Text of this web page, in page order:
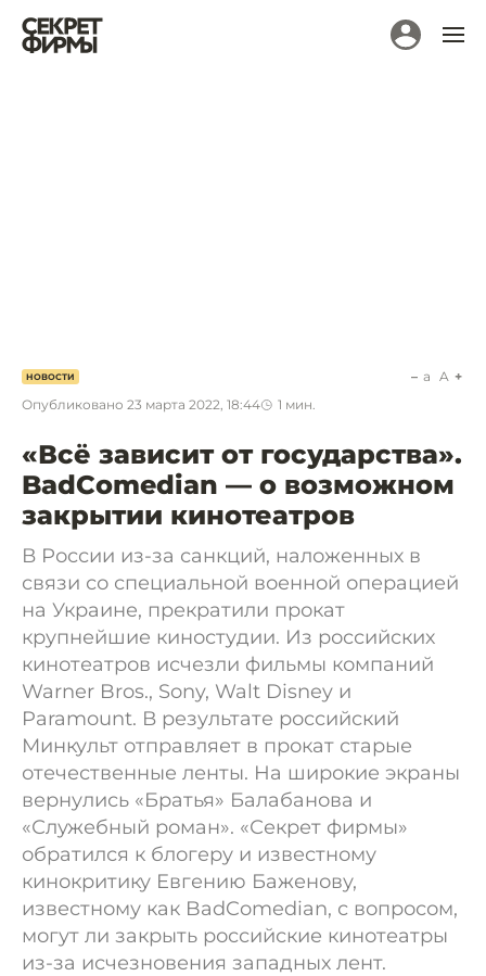
НОВОСТИ
Опубликовано 23 марта 2022, 18:44 1 мин.
a A
«Всё зависит от государства».
BadComedian — о возможном
закрытии кинотеатров
В России из-за санкций, наложенных в
связи со специальной военной операцией
на Украине, прекратили прокат
крупнейшие киностудии. Из российских
кинотеатров исчезли фильмы компаний
Warner Bros., Sony, Walt Disney и
Paramount. В результате российский
Минкульт отправляет в прокат старые
отечественные ленты. На широкие экраны
вернулись «Братья» Балабанова и
«Служебный роман». «Секрет фирмы»
обратился к блогеру и известному
кинокритику Евгению Баженову,
известному как BadComedian, с вопросом,
могут ли закрыть российские кинотеатры
из-за исчезновения западных лент.